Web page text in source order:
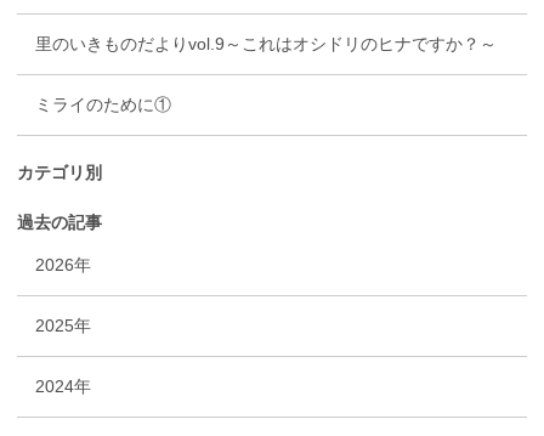
里のいきものだよりvol.9～これはオシドリのヒナですか？～
ミライのために①
カテゴリ別
過去の記事
2026年
2025年
2024年